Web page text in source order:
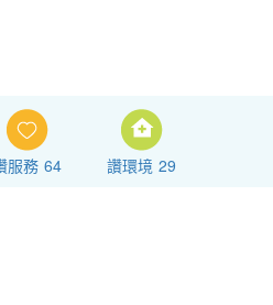
服務 64 讚環境 29